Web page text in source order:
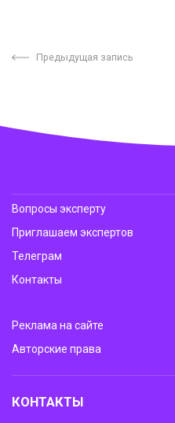
Предыдущая запись
Вопросы эксперту
Приглашаем экспертов
Телеграм
Контакты
Реклама на сайте
Авторские права
КОНТАКТЫ